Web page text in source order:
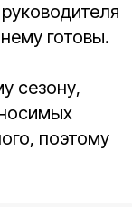
готовы.
сезону,
поэтому